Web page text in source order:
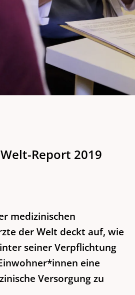
Report 2019
medizinischen
der Welt deckt auf, wie
seiner Verpflichtung
eine
Versorgung zu